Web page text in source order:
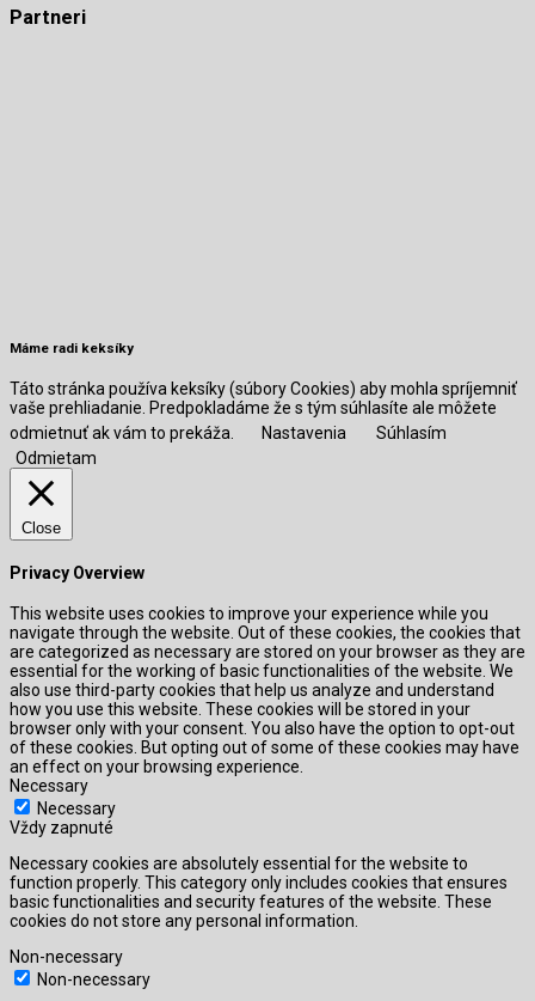
Partneri
Máme radi keksíky
Táto stránka používa keksíky (súbory Cookies) aby mohla spríjemniť
vaše prehliadanie. Predpokladáme že s tým súhlasíte ale môžete
odmietnuť ak vám to prekáža.
Nastavenia
Súhlasím
Odmietam
Close
Privacy Overview
This website uses cookies to improve your experience while you
navigate through the website. Out of these cookies, the cookies that
are categorized as necessary are stored on your browser as they are
essential for the working of basic functionalities of the website. We
also use third-party cookies that help us analyze and understand
how you use this website. These cookies will be stored in your
browser only with your consent. You also have the option to opt-out
of these cookies. But opting out of some of these cookies may have
an effect on your browsing experience.
Necessary
Necessary
Vždy zapnuté
Necessary cookies are absolutely essential for the website to
function properly. This category only includes cookies that ensures
basic functionalities and security features of the website. These
cookies do not store any personal information.
Non-necessary
Non-necessary